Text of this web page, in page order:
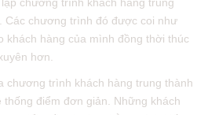
chương trình khách hàng trung
Các chương trình đó được coi như
khách hàng của mình đồng thời thúc
hơn.
chương trình khách hàng trung thành
điểm đơn giản. Những khách